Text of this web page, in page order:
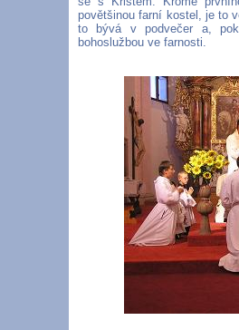
povětšinou farní kostel, je to
to bývá v podvečer a,
bohoslužbou ve farnosti.